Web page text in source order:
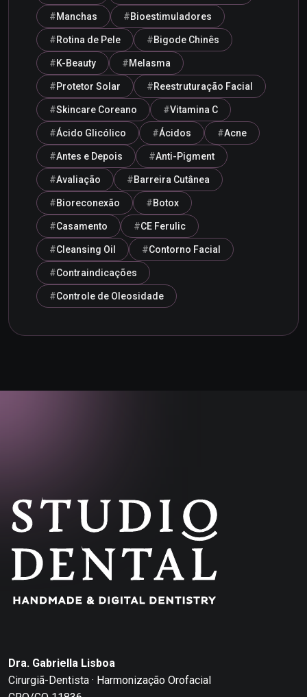
Manchas Bioestimuladores
Rotina de Pele Bigode Chinês
K-Beauty Melasma
Protetor Solar Reestruturação Facial
Skincare Coreano Vitamina C
Ácido Glicólico Ácidos Acne
Antes e Depois Anti-Pigment
Avaliação Barreira Cutânea
Bioreconexão Botox
Casamento CE Ferulic
Cleansing Oil Contorno Facial
Contraindicações
Controle de Oleosidade
Dra. Gabriella Lisboa
Cirurgiã-Dentista · Harmonização Orofacial